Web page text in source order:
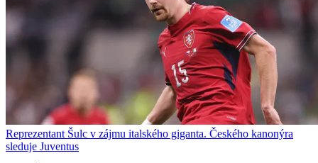
Reprezentant Šulc v zájmu italského giganta. Českého kanonýra
sleduje Juventus